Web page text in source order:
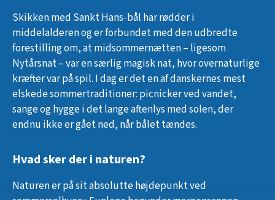
Skikken med Sankt Hans-bål har rødder i
middelalderen og er forbundet med den udbredte
forestilling om, at midsommernætten – ligesom
Nytårsnat – var en særlig magisk nat, hvor overnaturlige
kræfter var på spil. I dag er det en af danskernes mest
elskede sommertraditioner: picnicker ved vandet,
sange og hygge i det lange aftenlys med solen, der
endnu ikke er gået ned, når bålet tændes.
Hvad sker der i naturen?
Naturen er på sit absolutte højdepunkt ved